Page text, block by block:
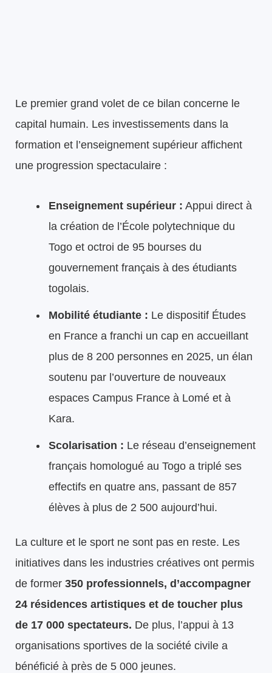
Le premier grand volet de ce bilan concerne le
capital humain. Les investissements dans la
formation et l’enseignement supérieur affichent
une progression spectaculaire :
Enseignement supérieur : Appui direct à
la création de l’École polytechnique du
Togo et octroi de 95 bourses du
gouvernement français à des étudiants
togolais.
Mobilité étudiante : Le dispositif Études
en France a franchi un cap en accueillant
plus de 8 200 personnes en 2025, un élan
soutenu par l’ouverture de nouveaux
espaces Campus France à Lomé et à
Kara.
Scolarisation : Le réseau d’enseignement
français homologué au Togo a triplé ses
effectifs en quatre ans, passant de 857
élèves à plus de 2 500 aujourd’hui.
La culture et le sport ne sont pas en reste. Les
initiatives dans les industries créatives ont permis
de former 350 professionnels, d’accompagner
24 résidences artistiques et de toucher plus
de 17 000 spectateurs. De plus, l’appui à 13
organisations sportives de la société civile a
bénéficié à près de 5 000 jeunes.